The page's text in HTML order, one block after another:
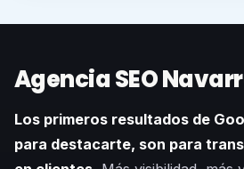
Agencia SEO
Los primeros resultados de
para destacarte, son para